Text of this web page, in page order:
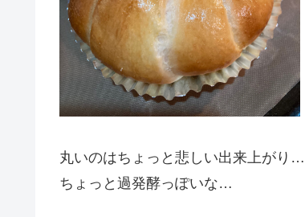
丸いのはちょっと悲しい出来上がり…
ちょっと過発酵っぽいな…